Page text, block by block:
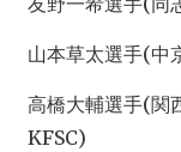
山本草太選手(中
高橋大輔選手(関
KFSC)